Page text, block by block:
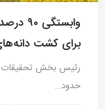
برای کشت
رئیس بخش تحقیقات
حدود…